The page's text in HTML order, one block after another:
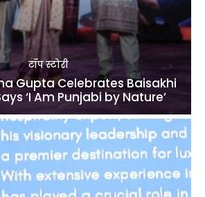
टॉप स्टोरी
Gupta Celebrates Baisakhi
‘I Am Punjabi by Nature’